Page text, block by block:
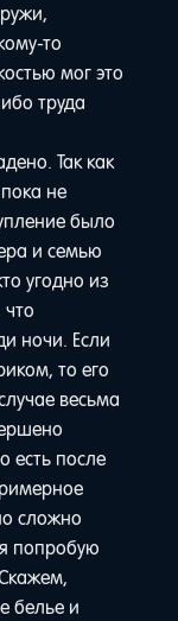
то
мог это
труда
Так как
не
было
и семью
угодно из
ночи. Если
то его
весьма
есть после
сложно
попробую
белье и